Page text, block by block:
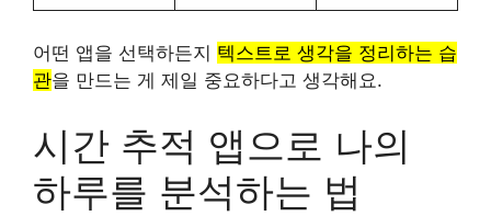
어떤 앱을 선택하든지 텍스트로 생각을 정리하는 습
관을 만드는 게 제일 중요하다고 생각해요.
시간 추적 앱으로 나의
하루를 분석하는 법